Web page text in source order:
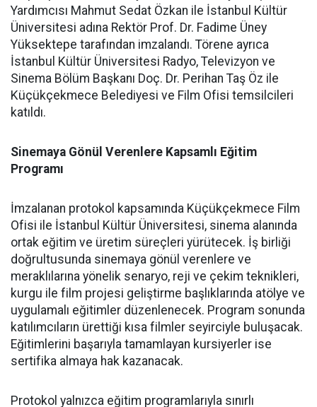
Yardımcısı Mahmut Sedat Özkan ile İstanbul Kültür
Üniversitesi adına Rektör Prof. Dr. Fadime Üney
Yüksektepe tarafından imzalandı. Törene ayrıca
İstanbul Kültür Üniversitesi Radyo, Televizyon ve
Sinema Bölüm Başkanı Doç. Dr. Perihan Taş Öz ile
Küçükçekmece Belediyesi ve Film Ofisi temsilcileri
katıldı.
Sinemaya Gönül Verenlere Kapsamlı Eğitim
Programı
İmzalanan protokol kapsamında Küçükçekmece Film
Ofisi ile İstanbul Kültür Üniversitesi, sinema alanında
ortak eğitim ve üretim süreçleri yürütecek. İş birliği
doğrultusunda sinemaya gönül verenlere ve
meraklılarına yönelik senaryo, reji ve çekim teknikleri,
kurgu ile film projesi geliştirme başlıklarında atölye ve
uygulamalı eğitimler düzenlenecek. Program sonunda
katılımcıların ürettiği kısa filmler seyirciyle buluşacak.
Eğitimlerini başarıyla tamamlayan kursiyerler ise
sertifika almaya hak kazanacak.
Protokol yalnızca eğitim programlarıyla sınırlı